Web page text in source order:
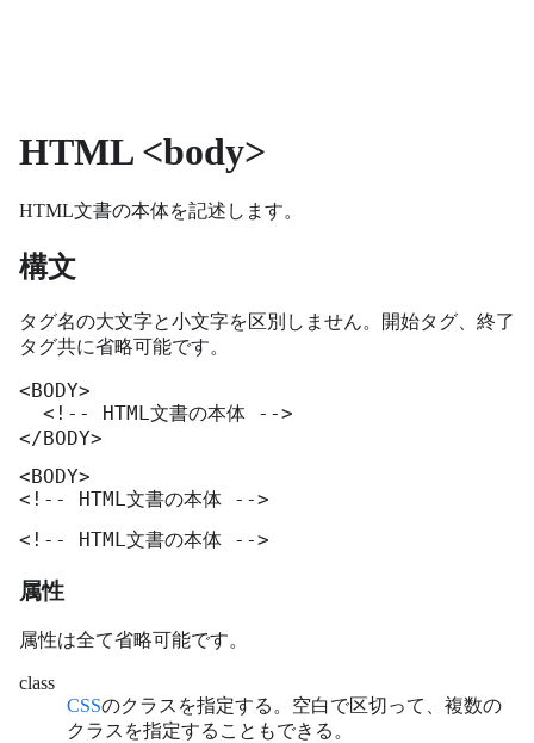
HTML <body>
HTML文書の本体を記述します。
構文
タグ名の大文字と小文字を区別しません。開始タグ、終了
タグ共に省略可能です。
<BODY>
  <!-- HTML文書の本体 -->
</BODY>
<BODY>
<!-- HTML文書の本体 -->
<!-- HTML文書の本体 -->
属性
属性は全て省略可能です。
class
CSSのクラスを指定する。空白で区切って、複数の
クラスを指定することもできる。